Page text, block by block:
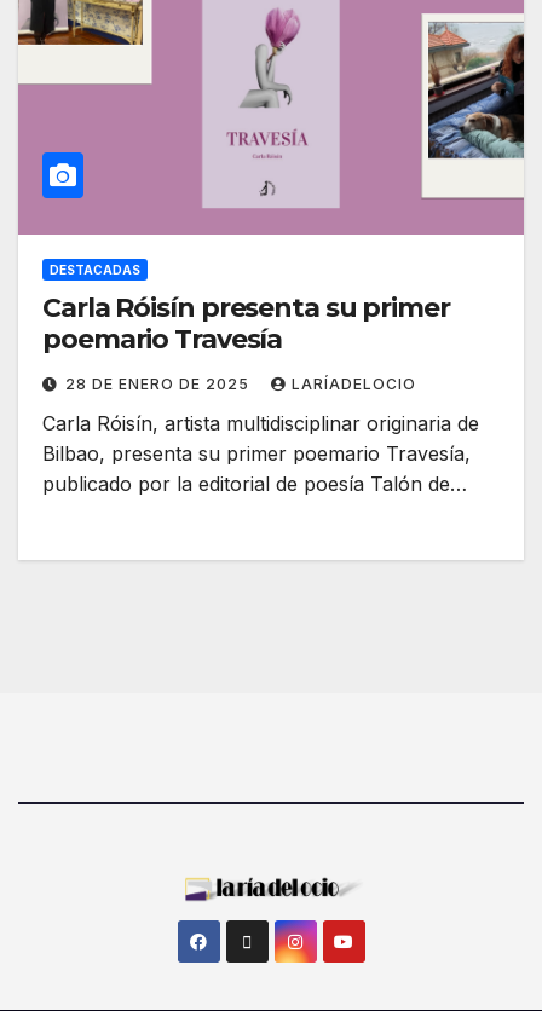
DESTACADAS
Carla Róisín presenta su primer
poemario Travesía
28 DE ENERO DE 2025 LARÍADELOCIO
Carla Róisín, artista multidisciplinar originaria de
Bilbao, presenta su primer poemario Travesía,
publicado por la editorial de poesía Talón de…